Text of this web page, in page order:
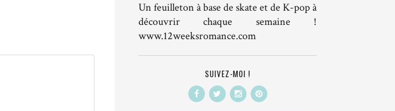
Un feuilleton à base de skate et de K-pop à
découvrir chaque semaine !
www.12weeksromance.com
SUIVEZ-MOI !